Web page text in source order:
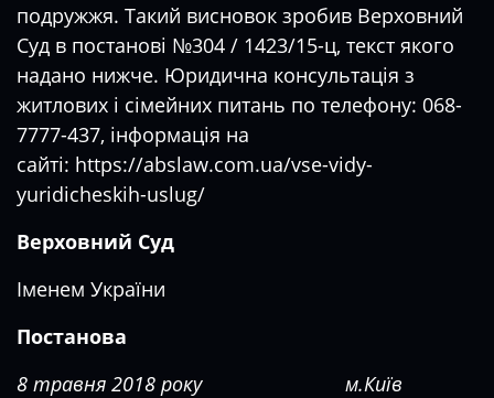
подружжя. Такий висновок зробив Верховний
Суд в постанові №304 / 1423/15-ц, текст якого
надано нижче. Юридична консультація з
житлових і сімейних питань по телефону: 068-
7777-437, інформація на
сайті: https://abslaw.com.ua/vse-vidy-
yuridicheskih-uslug/
Верховний Суд
Іменем України
Постанова
8 травня 2018 року м.Київ